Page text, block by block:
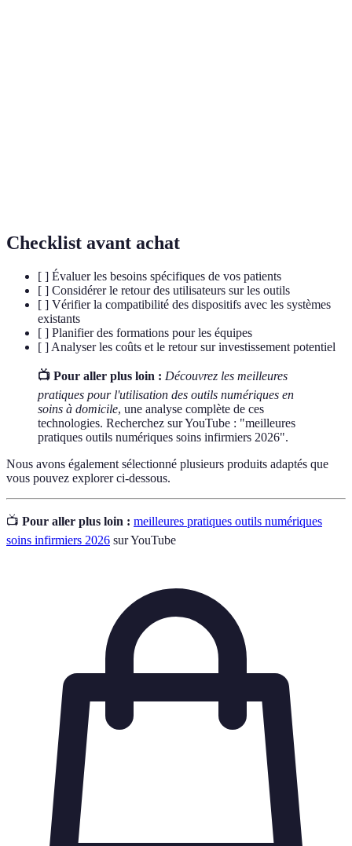
Checklist avant achat
[ ] Évaluer les besoins spécifiques de vos patients
[ ] Considérer le retour des utilisateurs sur les outils
[ ] Vérifier la compatibilité des dispositifs avec les systèmes
existants
[ ] Planifier des formations pour les équipes
[ ] Analyser les coûts et le retour sur investissement potentiel
📺 Pour aller plus loin : Découvrez les meilleures
pratiques pour l'utilisation des outils numériques en
soins à domicile, une analyse complète de ces
technologies. Recherchez sur YouTube : "meilleures
pratiques outils numériques soins infirmiers 2026".
Nous avons également sélectionné plusieurs produits adaptés que
vous pouvez explorer ci-dessous.
📺 Pour aller plus loin : meilleures pratiques outils numériques
soins infirmiers 2026 sur YouTube